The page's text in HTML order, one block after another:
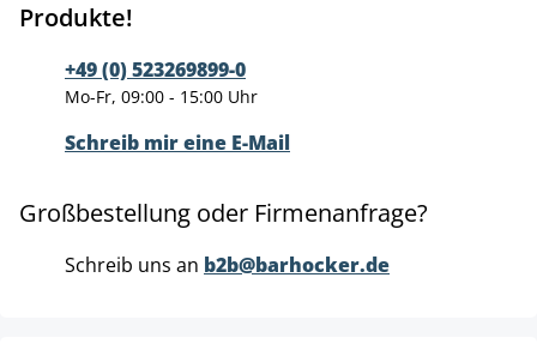
Produkte!
+49 (0) 523269899-0
Mo-Fr, 09:00 - 15:00 Uhr
Schreib mir eine E-Mail
Großbestellung oder Firmenanfrage?
Schreib uns an b2b@barhocker.de